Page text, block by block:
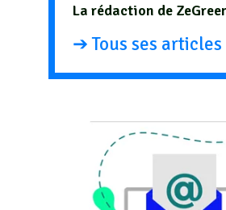
La rédaction de
➔ Tous ses articles